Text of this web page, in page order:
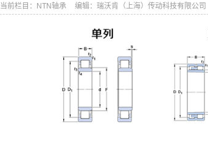
当前栏目：NTN轴承 编辑：瑞沃肯（上海）传动科技有限公司